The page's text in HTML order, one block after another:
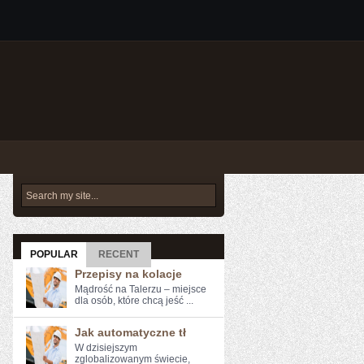
POPULAR RECENT
Przepisy na kolacje
Mądrość na Talerzu – miejsce
dla osób, które chcą jeść ...
Jak automatyczne tł
W‌ dzisiejszym
zglobalizowanym​ świecie,